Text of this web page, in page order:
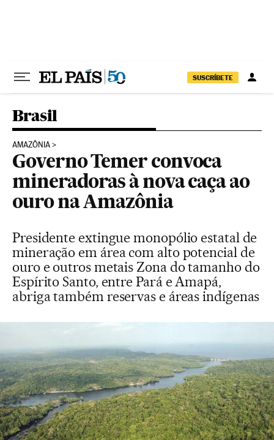
SUSCRÍBETE
Brasil
AMAZÔNIA
Governo Temer convoca
mineradoras à nova caça ao
ouro na Amazônia
Presidente extingue monopólio estatal de
mineração em área com alto potencial de
ouro e outros metais Zona do tamanho do
Espírito Santo, entre Pará e Amapá,
abriga também reservas e áreas indígenas